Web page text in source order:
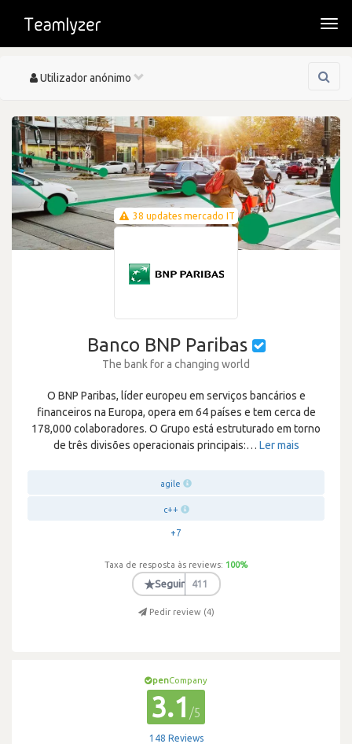
Toggle
Utilizador anónimo
38 updates mercado IT
Banco BNP Paribas
The bank for a changing world
O BNP Paribas, líder europeu em serviços bancários e
financeiros na Europa, opera em 64 países e tem cerca de
178,000 colaboradores. O Grupo está estruturado em torno
de três divisões operacionais principais:… Ler mais
agile
c++
+7
Taxa de resposta às reviews: 100%
★Seguir 411
Pedir review (4)
penCompany
3.1 /5
148 Reviews